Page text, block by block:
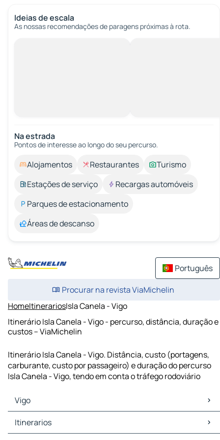
Ideias de escala
As nossas recomendações de paragens próximas à rota.
Na estrada
Pontos de interesse ao longo do seu percurso.
Alojamentos Restaurantes
Turismo
Estações de serviço
Recargas automóveis
Parques de estacionamento
Áreas de descanso
Português
Procurar na revista ViaMichelin
HomeItinerariosIsla Canela - Vigo
Itinerário Isla Canela - Vigo - percurso, distância, duração e
custos – ViaMichelin
Itinerário Isla Canela - Vigo. Distância, custo (portagens,
carburante, custo por passageiro) e duração do percurso
Isla Canela - Vigo, tendo em conta o tráfego rodoviário
Vigo
Vigo Mapas Plantas
Vigo Trafego
Itinerarios